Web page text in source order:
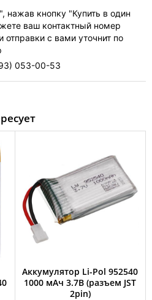
нажав кнопку "Купить в один
ваш контактный номер
отправки с вами уточнит по
053-00-53
Аккумулятор Li-Pol 952540
1000 мАч 3.7В (разъем JST
2pin)